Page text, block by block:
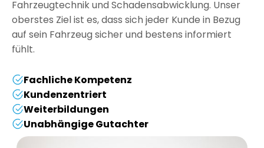
Fahrzeugtechnik und Schadensabwicklung. Unser
oberstes Ziel ist es, dass sich jeder Kunde in Bezug
auf sein Fahrzeug sicher und bestens informiert
fühlt.
Fachliche Kompetenz
Kundenzentriert
Weiterbildungen
Unabhängige Gutachter